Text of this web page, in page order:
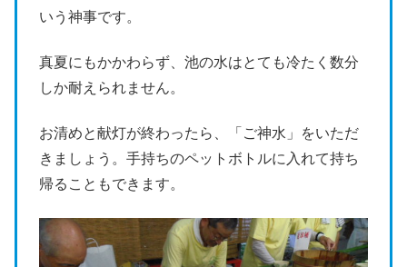
いう神事です。
真夏にもかかわらず、池の水はとても冷たく数分
しか耐えられません。
お清めと献灯が終わったら、「ご神水」をいただ
きましょう。手持ちのペットボトルに入れて持ち
帰ることもできます。